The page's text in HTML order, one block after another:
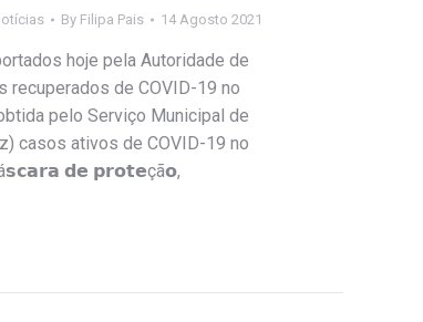
By Filipa Pais 14 Agosto 2021
hoje pela Autoridade de
recuperados de COVID-19 no
pelo Serviço Municipal de
casos ativos de COVID-19 no
𝗱𝗲 𝗽𝗿𝗼𝘁𝗲çã𝗼,